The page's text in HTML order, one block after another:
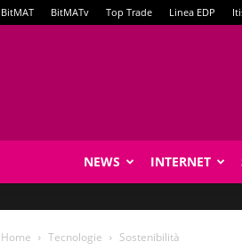
BitMAT BitMATv Top Trade Linea EDP
NEWS INTERNET
Home Tecnologie Sostenibilità